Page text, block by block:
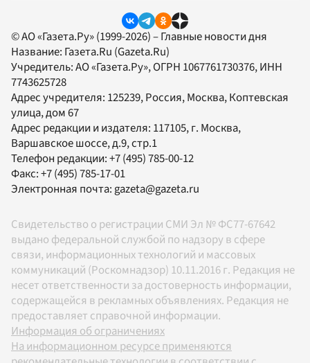
© АО «Газета.Ру» (1999-2026) – Главные новости дня
Название: Газета.Ru (Gazeta.Ru)
Учредитель:АО «Газета.Ру», ОГРН 1067761730376, ИНН
7743625728
Адрес учредителя: 125239, Россия, Москва, Коптевская
улица, дом 67
Адрес редакции и издателя: 117105, г. Москва,
Варшавское шоссе, д.9, стр.1
Телефон редакции:+7 (495) 785-00-12
Факс:+7 (495) 785-17-01
Электронная почта: gazeta@gazeta.ru
Свидетельство о регистрации СМИ Эл № ФС77-67642
выдано федеральной службой по надзору в сфере
связи, информационных технологий и массовых
коммуникаций (Роскомнадзор) 10.11.2016 г. Редакция не
несет ответственности за достоверность информации,
содержащейся в рекламных объявлениях. Редакция не
предоставляет справочной информации.
Информация об ограничениях
На информационном ресурсе применяются